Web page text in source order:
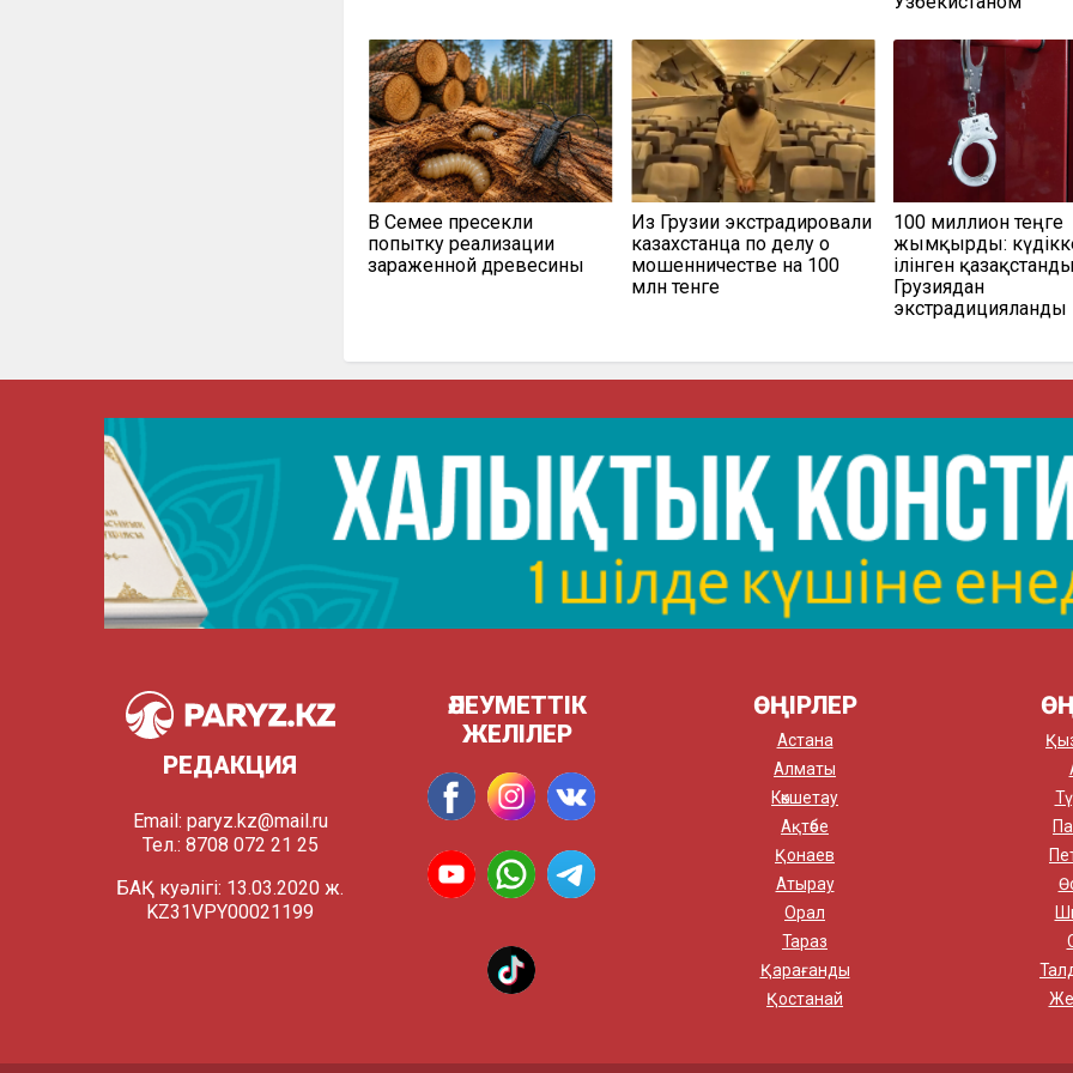
В Семее пресекли
попытку реализации
зараженной древесины
Из Грузии экстрадировали
казахстанца по делу о
мошенничестве на 100
млн тенге
100 миллион теңге
жымқырды:
ілінген
Грузиядан
экстрадицияланды
РЕДАКЦИЯ
Email: paryz.kz@mail.ru
Тел.: 8708 072 21 25
БАҚ куәлігі: 13.03.2020 ж.
KZ31VPY00021199
ӘЛЕУМЕТТІК
ЖЕЛІЛЕР
ӨҢІРЛЕР
Астана
Алматы
Көкшетау
Ақтөбе
Қонаев
Атырау
Орал
Тараз
Қарағанды
Қостанай